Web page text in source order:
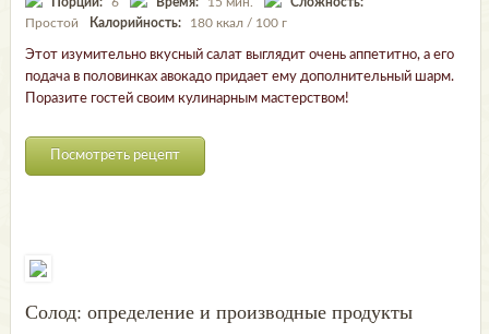
Простой
Калорийность: 180 ккал / 100 г
Этот изумительно вкусный салат выглядит очень аппетитно, а его
подача в половинках авокадо придает ему дополнительный шарм.
Поразите гостей своим кулинарным мастерством!
Посмотреть рецепт
Солод: определение и производные продукты